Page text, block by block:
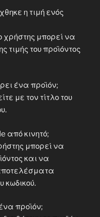
η τιμή ενός
χρήστης μπορεί να
τιμής του προϊόντος
ένα προϊόν;
με τον τίτλο του
από κινητό;
μπορεί να
και να
κωδικού.
προϊόν;